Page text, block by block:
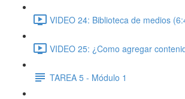
VIDEO 24: Biblioteca de medios
VIDEO 25: ¿Como agregar
TAREA 5 - Módulo 1